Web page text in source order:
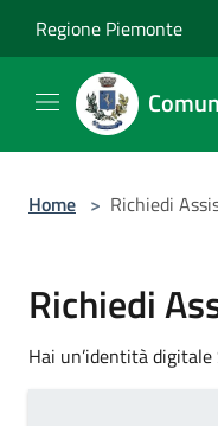
Regione Piemonte
Home > Richiedi
Richiedi
Hai un’identità digitale